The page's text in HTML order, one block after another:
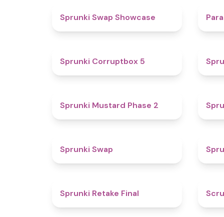
Sprunki Swap Showcase
Sprunki Corruptbox 5
Sprunki Mustard Phase 2
Sprunki Swap
Sprunki Retake Final